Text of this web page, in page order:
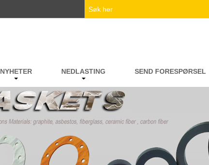
NYHETER NEDLASTING SEND FORESPØRSEL